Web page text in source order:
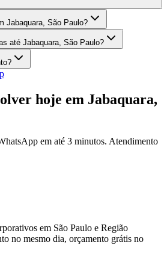
Jabaquara, São Paulo?
até Jabaquara, São Paulo?
hoje em Jabaquara,
em até 3 minutos. Atendimento
em São Paulo e Região
no mesmo dia, orçamento grátis no